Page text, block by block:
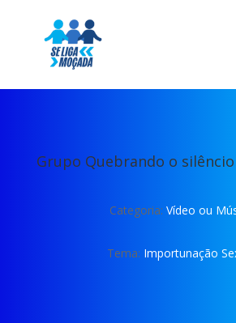
Grupo Quebrando o silêncio
Categoria:Vídeo ou
Tema: Importunação